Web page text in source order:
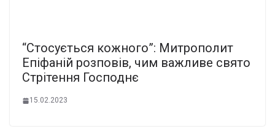
“Стосується кожного”: Митрополит
Епіфаній розповів, чим важливе свято
Стрітення Господнє
15.02.2023